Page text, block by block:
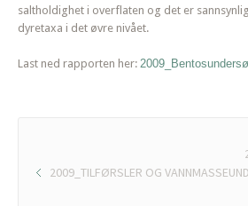
saltholdighet i overflaten og det er
dyretaxa i det øvre nivået.
Last ned rapporten her:
2009_TILFØRSLER OG